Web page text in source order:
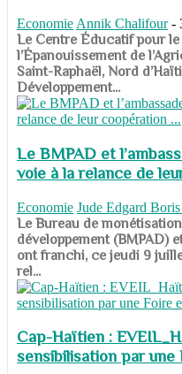
Economie Annik Chalifour -
​​​​​​​Le Centre Éducatif pour
l’Épanouissement de
Saint-Raphaël, Nord
Développement...
Le BMPAD et
voie à la relance de
Economie Jude Edgard
​​​​​​​Le Bureau de
développement (BMPAD)
ont franchi, ce jeudi 9
rel...
Cap-Haïtien :
sensibilisation par une